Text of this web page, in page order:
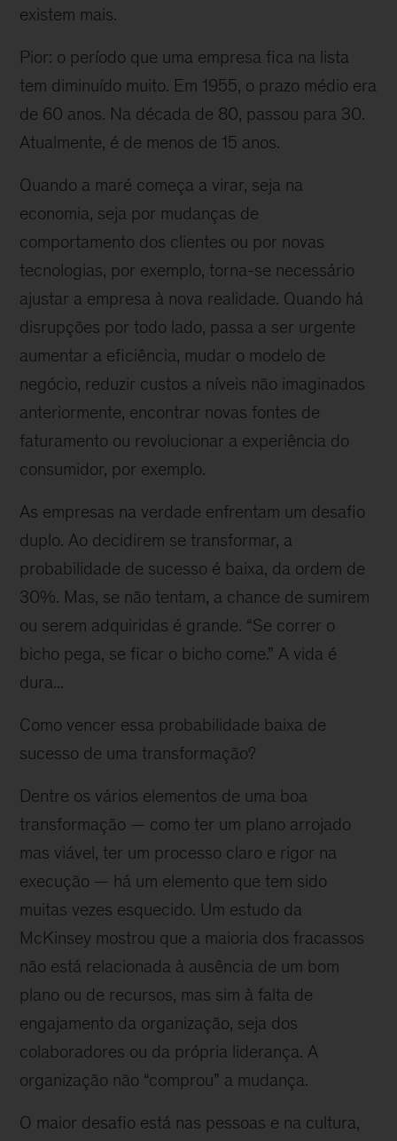
existem mais.
Pior: o período que uma empresa fica na lista
tem diminuído muito. Em 1955, o prazo médio era
de 60 anos. Na década de 80, passou para 30.
Atualmente, é de menos de 15 anos.
Quando a maré começa a virar, seja na
economia, seja por mudanças de
comportamento dos clientes ou por novas
tecnologias, por exemplo, torna-se necessário
ajustar a empresa à nova realidade. Quando há
disrupções por todo lado, passa a ser urgente
aumentar a eficiência, mudar o modelo de
negócio, reduzir custos a níveis não imaginados
anteriormente, encontrar novas fontes de
faturamento ou revolucionar a experiência do
consumidor, por exemplo.
As empresas na verdade enfrentam um desafio
duplo. Ao decidirem se transformar, a
probabilidade de sucesso é baixa, da ordem de
30%. Mas, se não tentam, a chance de sumirem
ou serem adquiridas é grande. “Se correr o
bicho pega, se ficar o bicho come.” A vida é
dura...
Como vencer essa probabilidade baixa de
sucesso de uma transformação?
Dentre os vários elementos de uma boa
transformação — como ter um plano arrojado
mas viável, ter um processo claro e rigor na
execução — há um elemento que tem sido
muitas vezes esquecido. Um estudo da
McKinsey mostrou que a maioria dos fracassos
não está relacionada à ausência de um bom
plano ou de recursos, mas sim à falta de
engajamento da organização, seja dos
colaboradores ou da própria liderança. A
organização não “comprou” a mudança.
O maior desafio está nas pessoas e na cultura,